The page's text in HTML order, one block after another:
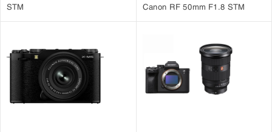
STM
Canon RF 50mm F1.8 STM